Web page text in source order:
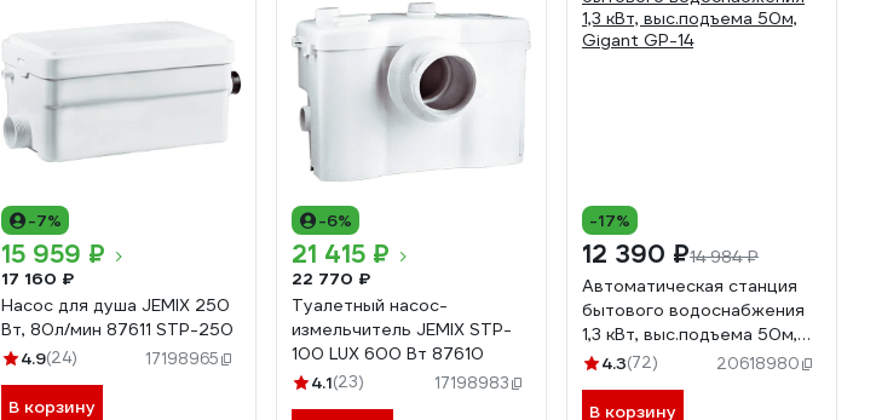
-7%
15 959 ₽
17 160 ₽
Насос для душа JEMIX 250
Вт, 80л/мин 87611 STP-250
4.9(24) 17198965
В корзину
-6%
21 415 ₽
22 770 ₽
Туалетный насос-
измельчитель JEMIX STP-
100 LUX 600 Вт 87610
4.1(23) 17198983
-17%
12 390 ₽14 984 ₽
Автоматическая станция
бытового водоснабжения
1,3 кВт, выс.подъема 50м,
Gigant GP-14
4.3(72) 20618980
В корзину